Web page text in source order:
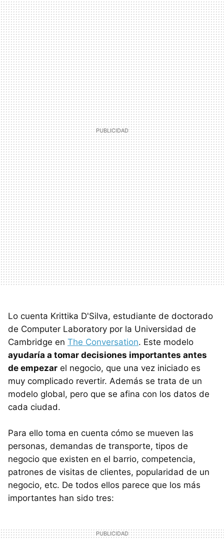
Lo cuenta Krittika D'Silva, estudiante de doctorado
de Computer Laboratory por la Universidad de
Cambridge en The Conversation. Este modelo
ayudaría a tomar decisiones importantes antes
de empezar el negocio, que una vez iniciado es
muy complicado revertir. Además se trata de un
modelo global, pero que se afina con los datos de
cada ciudad.
Para ello toma en cuenta cómo se mueven las
personas, demandas de transporte, tipos de
negocio que existen en el barrio, competencia,
patrones de visitas de clientes, popularidad de un
negocio, etc. De todos ellos parece que los más
importantes han sido tres: